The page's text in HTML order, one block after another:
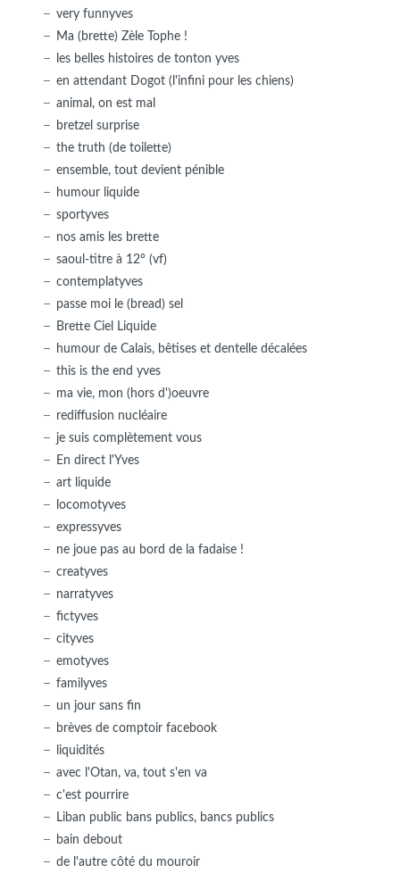
very funnyves
Ma (brette) Zèle Tophe !
les belles histoires de tonton yves
en attendant Dogot (l'infini pour les chiens)
animal, on est mal
bretzel surprise
the truth (de toilette)
ensemble, tout devient pénible
humour liquide
sportyves
nos amis les brette
saoul-titre à 12° (vf)
contemplatyves
passe moi le (bread) sel
Brette Ciel Liquide
humour de Calais, bêtises et dentelle décalées
this is the end yves
ma vie, mon (hors d')oeuvre
rediffusion nucléaire
je suis complètement vous
En direct l'Yves
art liquide
locomotyves
expressyves
ne joue pas au bord de la fadaise !
creatyves
narratyves
fictyves
cityves
emotyves
familyves
un jour sans fin
brèves de comptoir facebook
liquidités
avec l'Otan, va, tout s'en va
c'est pourrire
Liban public bans publics, bancs publics
bain debout
de l'autre côté du mouroir